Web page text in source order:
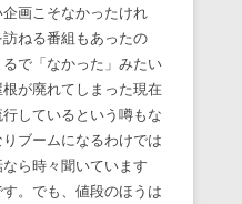
画こそなかったけれ
ねる番組もあったの
で「なかった」みたい
が廃れてしまった現在
しているという噂もな
ブームになるわけでは
ら時々聞いています
。でも、値段のほうは